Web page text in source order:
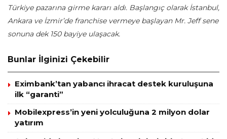
Türkiye pazarına girme kararı aldı. Başlangıç olarak İstanbul,
Ankara ve İzmir’de franchise vermeye başlayan Mr. Jeff sene
sonuna dek 150 bayiye ulaşacak.
Bunlar İlginizi Çekebilir
Eximbank’tan yabancı ihracat destek kuruluşuna
ilk “garanti”
Mobilexpress’in yeni yolculuğuna 2 milyon dolar
yatırım